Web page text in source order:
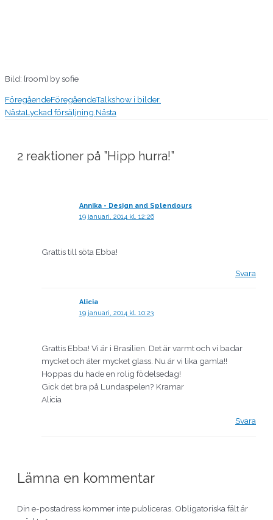
Bild: [room] by sofie
FöregåendeFöregåendeTalkshow i bilder.
NästaLyckad försäljning.Nästa
2 reaktioner på ”Hipp hurra!”
Annika - Design and Splendours
19 januari, 2014 kl. 12:26
Grattis till söta Ebba!
Svara
Alicia
19 januari, 2014 kl. 10:23
Grattis Ebba! Vi är i Brasilien. Det är varmt och vi badar
mycket och äter mycket glass. Nu är vi lika gamla!!
Hoppas du hade en rolig födelsedag!
Gick det bra på Lundaspelen? Kramar
Alicia
Svara
Lämna en kommentar
Din e-postadress kommer inte publiceras. Obligatoriska fält är